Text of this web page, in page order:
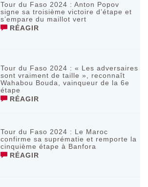
Tour du Faso 2024 : Anton Popov
signe sa troisième victoire d’étape et
s’empare du maillot vert
RÉAGIR
Tour du Faso 2024 : « Les adversaires
sont vraiment de taille », reconnaît
Wahabou Bouda, vainqueur de la 6e
étape
RÉAGIR
Tour du Faso 2024 : Le Maroc
confirme sa suprématie et remporte la
cinquième étape à Banfora
RÉAGIR